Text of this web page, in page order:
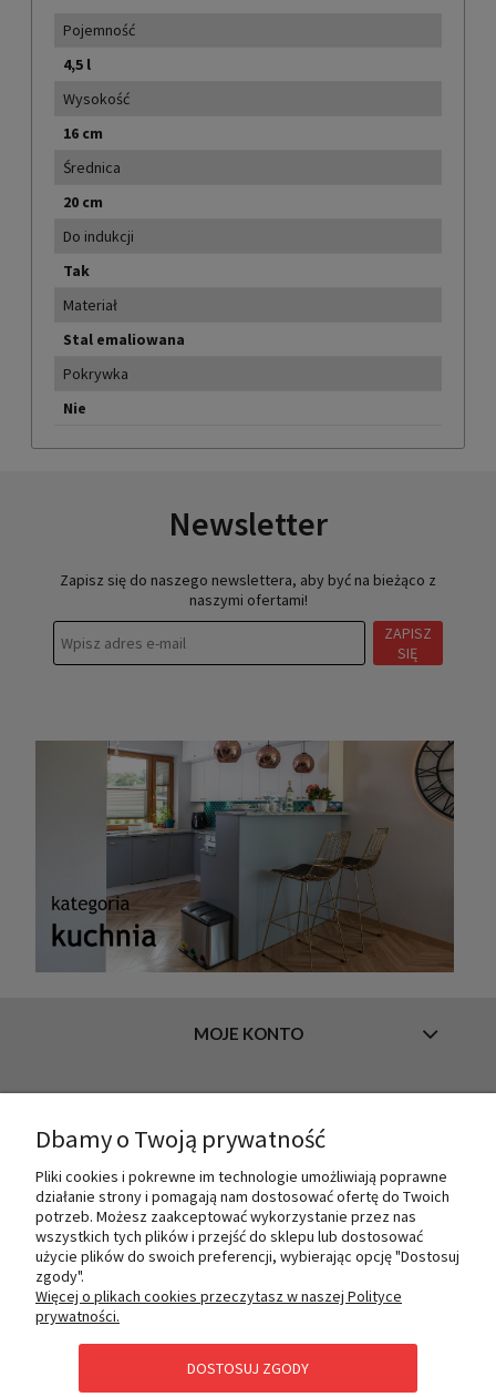
Pojemność
4,5 l
Wysokość
16 cm
Średnica
20 cm
Do indukcji
Tak
Materiał
Stal emaliowana
Pokrywka
Nie
Newsletter
Zapisz się do naszego newslettera, aby być na bieżąco z
naszymi ofertami!
ZAPISZ
SIĘ
MOJE KONTO
O NAS
PŁATNOŚCI I DOSTAWA
POMOC
Dbamy o Twoją prywatność
Pliki cookies i pokrewne im technologie umożliwiają poprawne
działanie strony i pomagają nam dostosować ofertę do Twoich
potrzeb. Możesz zaakceptować wykorzystanie przez nas
wszystkich tych plików i przejść do sklepu lub dostosować
użycie plików do swoich preferencji, wybierając opcję "Dostosuj
zgody".
Więcej o plikach cookies przeczytasz w naszej Polityce
prywatności.
DOSTOSUJ ZGODY